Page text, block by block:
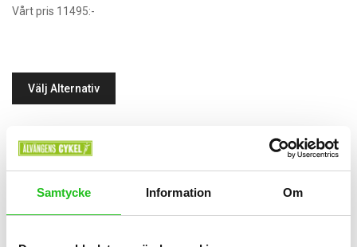
Samtycke Information Om
Vårt pris 11495:-
Välj Alternativ